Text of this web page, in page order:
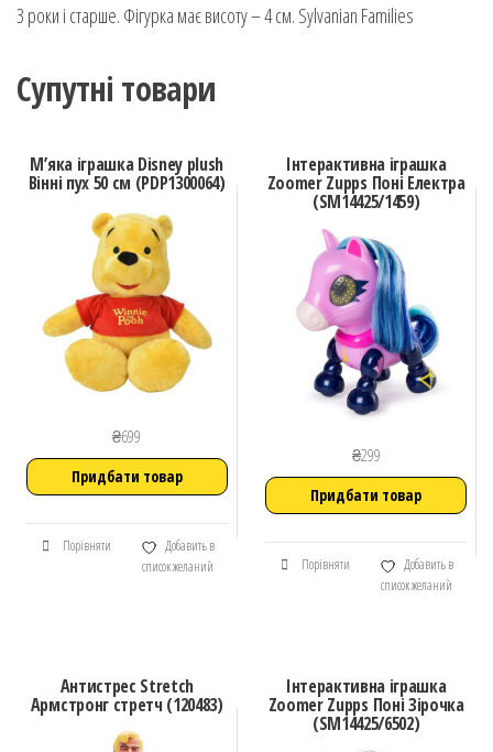
3 роки і старше. Фігурка має висоту – 4 см. Sylvanian Families
Супутні товари
М’яка іграшка Disney plush
Вінні пух 50 см (PDP1300064)
₴699
Придбати товар
Порівняти
Добавить в
список желаний
Інтерактивна іграшка
Zoomer Zupps Поні Електра
(SM14425/1459)
₴299
Придбати товар
Порівняти
Добавить в
список желаний
Антистрес Stretch
Армстронг стретч (120483)
Інтерактивна іграшка
Zoomer Zupps Поні Зірочка
(SM14425/6502)